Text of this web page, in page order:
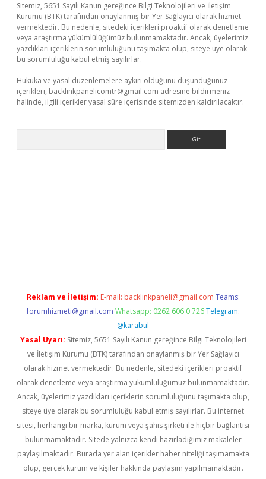
Sitemiz, 5651 Sayılı Kanun gereğince Bilgi Teknolojileri ve İletişim
Kurumu (BTK) tarafından onaylanmış bir Yer Sağlayıcı olarak hizmet
vermektedir. Bu nedenle, sitedeki içerikleri proaktif olarak denetleme
veya araştırma yükümlülüğümüz bulunmamaktadır. Ancak, üyelerimiz
yazdıkları içeriklerin sorumluluğunu taşımakta olup, siteye üye olarak
bu sorumluluğu kabul etmiş sayılırlar.
Hukuka ve yasal düzenlemelere aykırı olduğunu düşündüğünüz
içerikleri, backlinkpanelicomtr@gmail.com adresine bildirmeniz
halinde, ilgili içerikler yasal süre içerisinde sitemizden kaldırılacaktır.
Reklam ve İletişim: E-mail: backlinkpaneli@gmail.com Teams:
forumhizmeti@gmail.com Whatsapp: 0262 606 0 726 Telegram:
@karabul
Yasal Uyarı: Sitemiz, 5651 Sayılı Kanun gereğince Bilgi Teknolojileri
ve İletişim Kurumu (BTK) tarafından onaylanmış bir Yer Sağlayıcı
olarak hizmet vermektedir. Bu nedenle, sitedeki içerikleri proaktif
olarak denetleme veya araştırma yükümlülüğümüz bulunmamaktadır.
Ancak, üyelerimiz yazdıkları içeriklerin sorumluluğunu taşımakta olup,
siteye üye olarak bu sorumluluğu kabul etmiş sayılırlar. Bu internet
sitesi, herhangi bir marka, kurum veya şahıs şirketi ile hiçbir bağlantısı
bulunmamaktadır. Sitede yalnızca kendi hazırladığımız makaleler
paylaşılmaktadır. Burada yer alan içerikler haber niteliği taşımamakta
olup, gerçek kurum ve kişiler hakkında paylaşım yapılmamaktadır.